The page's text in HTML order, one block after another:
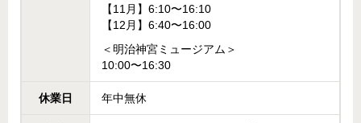
【11月】6:10〜16:10
【12月】6:40〜16:00
＜明治神宮ミュージアム＞
10:00〜16:30
休業日 年中無休